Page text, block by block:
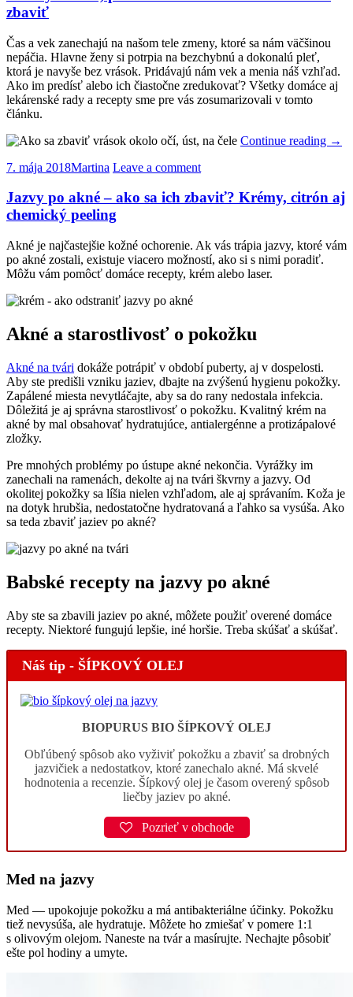
zbaviť
Čas a vek zanechajú na našom tele zmeny, ktoré sa nám väčšinou
nepáčia. Hlavne ženy si potrpia na bezchybnú a dokonalú pleť,
ktorá je navyše bez vrások. Pridávajú nám vek a menia náš vzhľad.
Ako im predísť alebo ich čiastočne zredukovať? Všetky domáce aj
lekárenské rady a recepty sme pre vás zosumarizovali v tomto
článku.
Continue reading →
7. mája 2018Martina Leave a comment
Jazvy po akné – ako sa ich zbaviť? Krémy, citrón aj
chemický peeling
Akné je najčastejšie kožné ochorenie. Ak vás trápia jazvy, ktoré vám
po akné zostali, existuje viacero možností, ako si s nimi poradiť.
Môžu vám pomôcť domáce recepty, krém alebo laser.
Akné a starostlivosť o pokožku
Akné na tvári dokáže potrápiť v období puberty, aj v dospelosti.
Aby ste predišli vzniku jaziev, dbajte na zvýšenú hygienu pokožky.
Zapálené miesta nevytláčajte, aby sa do rany nedostala infekcia.
Dôležitá je aj správna starostlivosť o pokožku. Kvalitný krém na
akné by mal obsahovať hydratujúce, antialergénne a protizápalové
zložky.
Pre mnohých problémy po ústupe akné nekončia. Vyrážky im
zanechali na ramenách, dekolte aj na tvári škvrny a jazvy. Od
okolitej pokožky sa líšia nielen vzhľadom, ale aj správaním. Koža je
na dotyk hrubšia, nedostatočne hydratovaná a ľahko sa vysúša. Ako
sa teda zbaviť jaziev po akné?
Babské recepty na jazvy po akné
Aby ste sa zbavili jaziev po akné, môžete použiť overené domáce
recepty. Niektoré fungujú lepšie, iné horšie. Treba skúšať a skúšať.
Náš tip - ŠÍPKOVÝ OLEJ
BIOPURUS BIO ŠÍPKOVÝ OLEJ
Obľúbený spôsob ako vyživiť pokožku a zbaviť sa drobných
jazvičiek a nedostatkov, ktoré zanechalo akné. Má skvelé
hodnotenia a recenzie. Šípkový olej je časom overený spôsob
liečby jaziev po akné.
Pozrieť v obchode
Med na jazvy
Med — upokojuje pokožku a má antibakteriálne účinky. Pokožku
tiež nevysúša, ale hydratuje. Môžete ho zmiešať v pomere 1:1
s olivovým olejom. Naneste na tvár a masírujte. Nechajte pôsobiť
ešte pol hodiny a umyte.